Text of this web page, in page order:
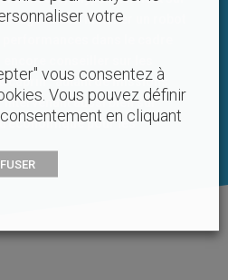
laitier. Installer un robot
dans le cadre
caprin : autant de missions
aussi bien sur
pour les
votre
vous consentez à
Vous pouvez définir
en cliquant